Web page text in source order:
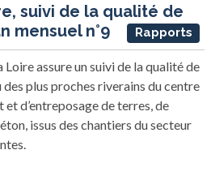
mensuel n°9
Rapports
Loire assure un suivi de la qualité de
des plus proches riverains du centre
d’entreposage de terres, de
issus des chantiers du secteur